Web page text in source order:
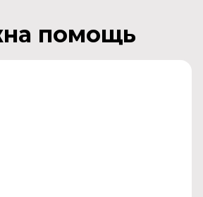
помощь